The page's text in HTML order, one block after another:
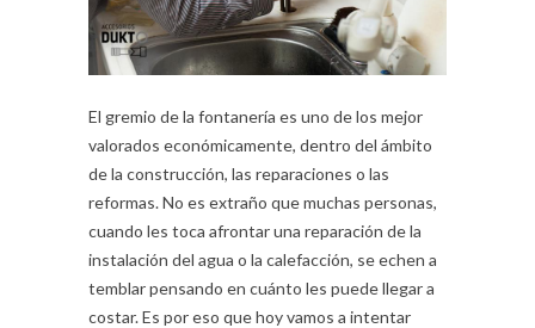
El gremio de la fontanería es uno de los mejor
valorados económicamente, dentro del ámbito
de la construcción, las reparaciones o las
reformas. No es extraño que muchas personas,
cuando les toca afrontar una reparación de la
instalación del agua o la calefacción, se echen a
temblar pensando en cuánto les puede llegar a
costar. Es por eso que hoy vamos a intentar